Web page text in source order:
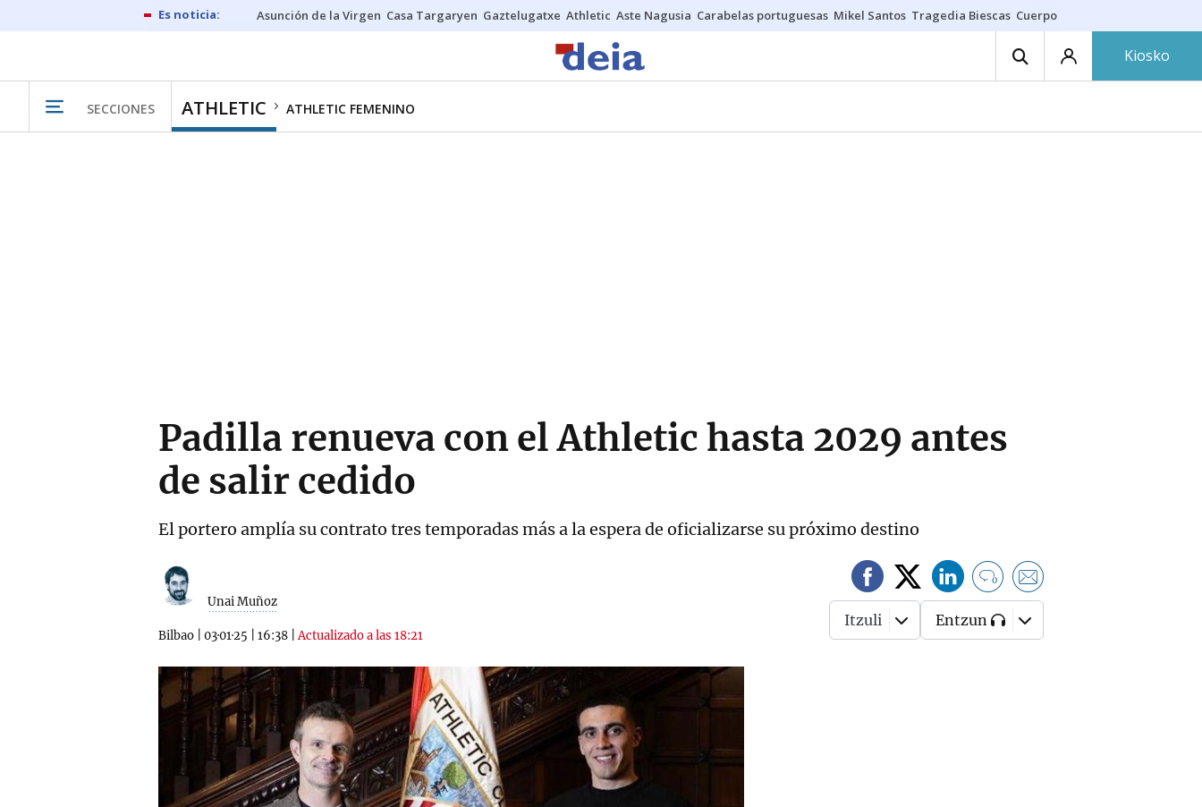
Asunción de la Virgen Casa Targaryen Gaztelugatxe Athletic Aste Nagusia Carabelas portuguesas Mikel Santos Tragedia Biescas Cuerpo ría
Kiosko
SECCIONES ATHLETIC ATHLETIC FEMENINO
Padilla renueva con el Athletic hasta 2029 antes
de salir cedido
El portero amplía su contrato tres temporadas más a la espera de oficializarse su próximo destino
Unai Muñoz
Bilbao 03·01·25 16:38 |Actualizado a las 18:21
0
Itzuli Entzun